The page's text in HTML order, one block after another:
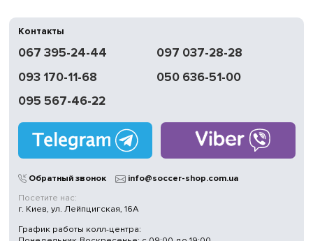
Контакты
067 395-24-44
097 037-28-28
093 170-11-68
050 636-51-00
095 567-46-22
Обратный звонок
info@soccer-shop.com.ua
Посетите нас:
г. Киев, ул. Лейпцигская, 16А
График работы колл-центра: